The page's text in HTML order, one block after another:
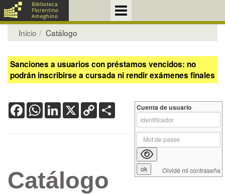
Inicio Catálogo
Sanciones a usuarios con préstamos vencidos: no
podrán inscribirse a cursada ni rendir exámenes finales
FacebookWhatsApp
LinkedIn
X Copy
Link
Catálogo
Cuenta de usuario
Olvidé mi contraseña